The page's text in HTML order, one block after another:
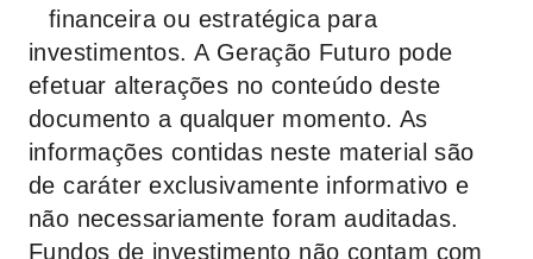
financeira ou estratégica para
investimentos. A Geração Futuro pode
efetuar alterações no conteúdo deste
documento a qualquer momento. As
informações contidas neste material são
de caráter exclusivamente informativo e
não necessariamente foram auditadas.
Fundos de investimento não contam com